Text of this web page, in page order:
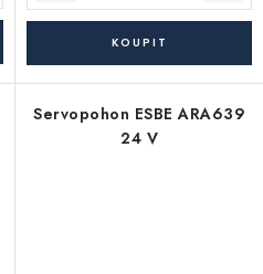
Servopohon ESBE ARA639
24 V